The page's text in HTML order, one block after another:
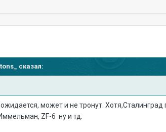
сказал:
может и не тронут.
ZF-6 ну и тд.